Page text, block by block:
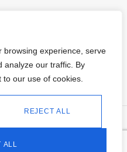
browsing experience, serve
analyze our traffic. By
our use of cookies.
REJECT ALL
ALL